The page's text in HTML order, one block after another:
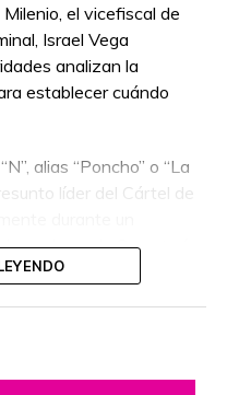
el vicefiscal de
Israel Vega
analizan la
establecer cuándo
alias “Poncho” o “La
líder del Cártel de
por la Secretaría
de hasta